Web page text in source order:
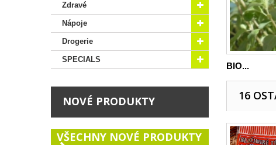
Zdravé
Nápoje
Drogerie
SPECIALS
NOVÉ PRODUKTY
VŠECHNY NOVÉ PRODUKTY
BIO...
16